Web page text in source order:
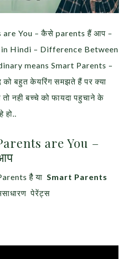
You – कैसे parents हैं आप –
Hindi – Difference Between
means Smart Parents –
बहुत केयरिंग समझते हैं पर क्या
नही बच्चे को फायदा पहुचाने के
are You –
हैै या Smart Parents
पेरेंट्स